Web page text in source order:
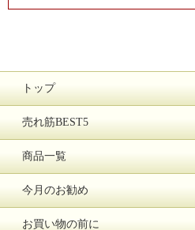
トップ
売れ筋BEST5
商品一覧
今月のお勧め
お買い物の前に